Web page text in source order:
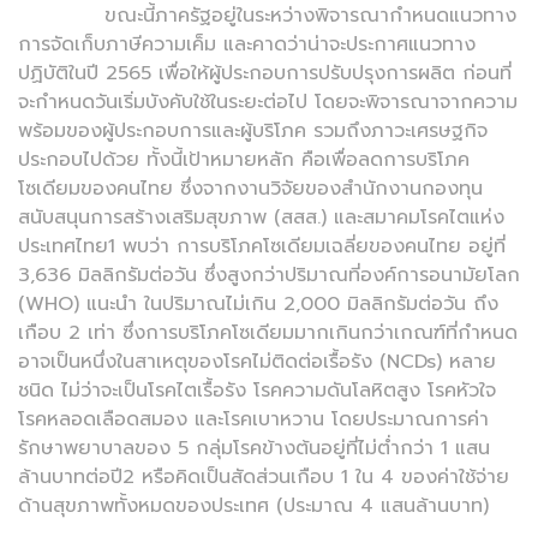
ขณะนี้ภาครัฐอยู่ในระหว่างพิจารณากำหนดแนวทาง
การจัดเก็บภาษีความเค็ม และคาดว่าน่าจะประกาศแนวทาง
ปฏิบัติในปี 2565 เพื่อให้ผู้ประกอบการปรับปรุงการผลิต ก่อนที่
จะกำหนดวันเริ่มบังคับใช้ในระยะต่อไป โดยจะพิจารณาจากความ
พร้อมของผู้ประกอบการและผู้บริโภค รวมถึงภาวะเศรษฐกิจ
ประกอบไปด้วย ทั้งนี้เป้าหมายหลัก คือเพื่อลดการบริโภค
โซเดียมของคนไทย ซึ่งจากงานวิจัยของสำนักงานกองทุน
สนับสนุนการสร้างเสริมสุขภาพ (สสส.) และสมาคมโรคไตแห่ง
ประเทศไทย1 พบว่า การบริโภคโซเดียมเฉลี่ยของคนไทย อยู่ที่
3,636 มิลลิกรัมต่อวัน ซึ่งสูงกว่าปริมาณที่องค์การอนามัยโลก
(WHO) แนะนำ ในปริมาณไม่เกิน 2,000 มิลลิกรัมต่อวัน ถึง
เกือบ 2 เท่า ซึ่งการบริโภคโซเดียมมากเกินกว่าเกณฑ์ที่กำหนด
อาจเป็นหนึ่งในสาเหตุของโรคไม่ติดต่อเรื้อรัง (NCDs) หลาย
ชนิด ไม่ว่าจะเป็นโรคไตเรื้อรัง โรคความดันโลหิตสูง โรคหัวใจ
โรคหลอดเลือดสมอง และโรคเบาหวาน โดยประมาณการค่า
รักษาพยาบาลของ 5 กลุ่มโรคข้างต้นอยู่ที่ไม่ต่ำกว่า 1 แสน
ล้านบาทต่อปี2 หรือคิดเป็นสัดส่วนเกือบ 1 ใน 4 ของค่าใช้จ่าย
ด้านสุขภาพทั้งหมดของประเทศ (ประมาณ 4 แสนล้านบาท)